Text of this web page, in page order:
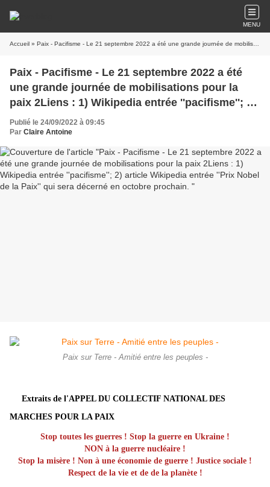
MENU
Accueil » Paix - Pacifisme - Le 21 septembre 2022 a été une grande journée de mobilisations pour la paix 2Liens : 1) Wikipedia entrée ''pacifisme''; 2) article Wikipedia entrée ''Prix Nobel de la Paix'' qui sera décerné en octobre prochain.
Paix - Pacifisme - Le 21 septembre 2022 a été
une grande journée de mobilisations pour la
paix 2Liens : 1) Wikipedia entrée ''pacifisme''; 2)
article Wikipedia entrée ''Prix Nobel de la Paix''
qui sera décerné en octobre prochain.
Publié le 24/09/2022 à 09:45
Par Claire Antoine
Paix sur Terre - Amitié entre les peuples -
Extraits de l'APPEL DU COLLECTIF NATIONAL DES
MARCHES POUR LA PAIX
Stop toutes les guerres ! Stop la guerre en Ukraine !
NON à la guerre nucléaire !
Stop la misère ! Non à une économie de guerre ! Justice sociale !
Respect de la vie et de de la planète !